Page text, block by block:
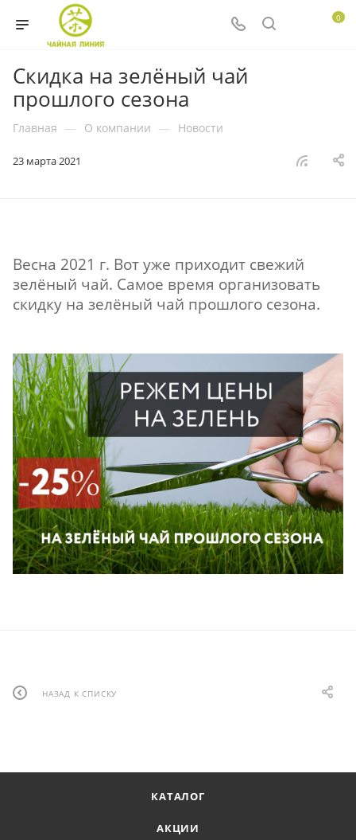
0
Скидка на зелёный чай
прошлого сезона
Главная — О компании — Новости
23 марта 2021
Весна 2021 г. Вот уже приходит свежий
зелёный чай. Самое время организовать
скидку на зелёный чай прошлого сезона.
НАЗАД К СПИСКУ
КАТАЛОГ
АКЦИИ